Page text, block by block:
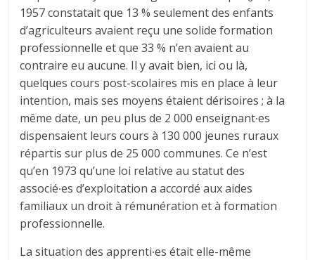
1957 constatait que 13 % seulement des enfants
d’agriculteurs avaient reçu une solide formation
professionnelle et que 33 % n’en avaient au
contraire eu aucune. Il y avait bien, ici ou là,
quelques cours post-scolaires mis en place à leur
intention, mais ses moyens étaient dérisoires ; à la
même date, un peu plus de 2 000 enseignant∙es
dispensaient leurs cours à 130 000 jeunes ruraux
répartis sur plus de 25 000 communes. Ce n’est
qu’en 1973 qu’une loi relative au statut des
associé∙es d’exploitation a accordé aux aides
familiaux un droit à rémunération et à formation
professionnelle.
La situation des apprenti∙es était elle-même